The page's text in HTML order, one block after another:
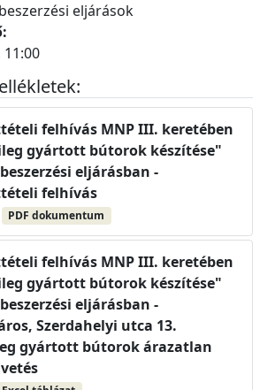
eljárások
felhívás MNP III. keretében
gyártott bútorok készítése"
eljárásban -
felhívás
PDF dokumentum
felhívás MNP III. keretében
gyártott bútorok készítése"
eljárásban -
Szerdahelyi utca 13.
gyártott bútorok árazatlan